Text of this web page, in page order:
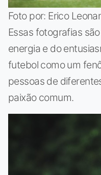
Foto por: Erico
Essas fotografias
energia e do
futebol como um
pessoas de
paixão comum.